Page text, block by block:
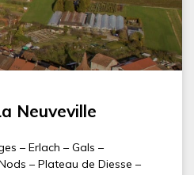
Neuveville
– Erlach – Gals –
– Plateau de Diesse –